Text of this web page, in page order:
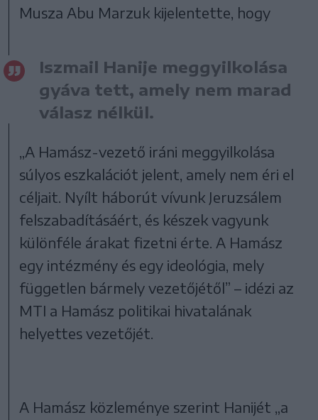
Musza Abu Marzuk kijelentette, hogy
Iszmail Hanije meggyilkolása
gyáva tett, amely nem marad
válasz nélkül.
„A Hamász-vezető iráni meggyilkolása
súlyos eszkalációt jelent, amely nem éri el
céljait. Nyílt háborút vívunk Jeruzsálem
felszabadításáért, és készek vagyunk
különféle árakat fizetni érte. A Hamász
egy intézmény és egy ideológia, mely
független bármely vezetőjétől” – idézi az
MTI a Hamász politikai hivatalának
helyettes vezetőjét.
A Hamász közleménye szerint Hanijét „a